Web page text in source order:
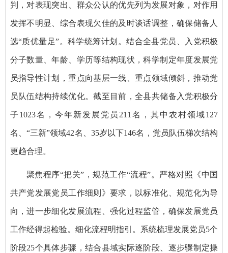
判，对表现突出、群众公认的优先列为发展对象，对作用
发挥不明显、综合表现欠佳的及时谈话调整，确保储备人
选“质优量足”。科学统筹计划。结合全县党员、入党积极
分子数量、年龄、学历等结构现状，科学制定年度发展党
员指导性计划，重点向基层一线、重点领域倾斜，推动党
员队伍结构持续优化。截至目前，全县共储备入党积极分
子1023名，今年新发展党员211名，其中农村领域127
名、“三新”领域42名、35岁以下146名，党员队伍梯次结构
更趋合理。
聚焦程序“把关”，规范工作“流程”。严格对照《中国
共产党发展党员工作细则》要求，以标准化、规范化为导
向，进一步细化发展流程、强化过程监管，确保发展党员
工作经得起检验。细化流程明指引。系统梳理发展党员5个
阶段25个具体步骤，结合县域实际逐阶段、逐步骤制定操